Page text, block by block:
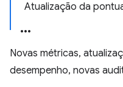
Atualização da
Novas métricas,
desempenho, novas